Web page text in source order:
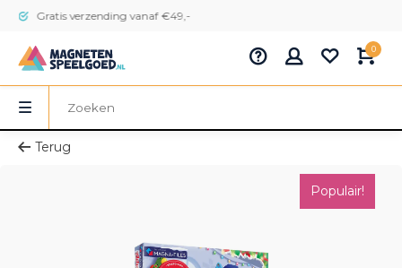
Gratis verzending vanaf €49,-
0
Terug
Populair!